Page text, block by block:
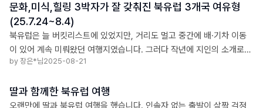
문화,미식,힐링 3박자가 잘 갖춰진 북유럽 3개국 여유형
(25.7.24~8.4)
북유럽은 늘 버킷리스트에 있었지만, 거리도 멀고 중간에 배·기차 이동
이 있어 계속 미뤄왔던 여행지였습니다. 그러다 작년에 지인의 소개로
링켄리브를 알게 되었고, 타 여행사와는 차별화된 구성이라 선택하게 되
를
by 장은*님2025-08-21
딸과 함께한 북유럽 여행
오랜만에 딸과 북유럽 여행을 했습니다. 인솔자 없는 출발이 살짝 걱정